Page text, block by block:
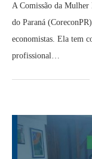
A Comissão da
do Paraná
economistas. Ela tem
profissional…